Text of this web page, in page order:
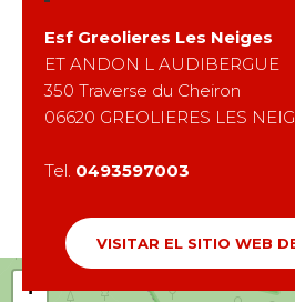
+
Esf Greolieres Les Neiges
ET ANDON L AUDIBERGUE
350 Traverse du Cheiron
06620 GREOLIERES LES
Tel. 0493597003
VISITAR EL SITIO WEB